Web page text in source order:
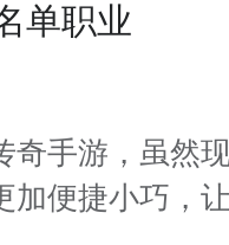
单职业
奇手游，虽然
加便捷小巧，